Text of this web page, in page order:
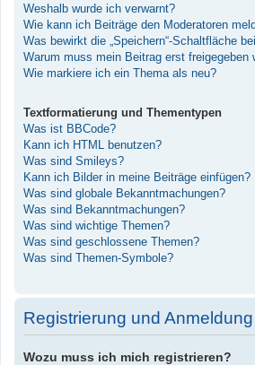
Weshalb wurde ich verwarnt?
Wie kann ich Beiträge den Moderatoren
Was bewirkt die „Speichern“-Schaltfläche
Warum muss mein Beitrag erst freigegeben
Wie markiere ich ein Thema als neu?
Textformatierung und Thementypen
Was ist BBCode?
Kann ich HTML benutzen?
Was sind Smileys?
Kann ich Bilder in meine Beiträge einfügen?
Was sind globale Bekanntmachungen?
Was sind Bekanntmachungen?
Was sind wichtige Themen?
Was sind geschlossene Themen?
Was sind Themen-Symbole?
Registrierung und Anmeldung
Wozu muss ich mich registrieren?